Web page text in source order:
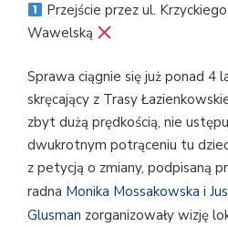
Przejście przez ul.
Wawelską
Sprawa ciągnie się już ponad 4
skręcający z Trasy
zbyt dużą prędkością, nie
dwukrotnym potrąceniu tu
z petycją o zmiany, podpisaną
radna Monika Mossakowska i
Glusman zorganizowały wizję